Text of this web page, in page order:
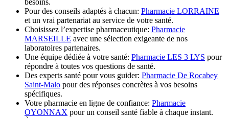
besoins.
Pour des conseils adaptés à chacun: Pharmacie LORRAINE
et un vrai partenariat au service de votre santé.
Choisissez l’expertise pharmaceutique: Pharmacie
MARSEILLE avec une sélection exigeante de nos
laboratoires partenaires.
Une équipe dédiée à votre santé: Pharmacie LES 3 LYS pour
répondre à toutes vos questions de santé.
Des experts santé pour vous guider: Pharmacie De Rocabey
Saint-Malo pour des réponses concrètes à vos besoins
spécifiques.
Votre pharmacie en ligne de confiance: Pharmacie
OYONNAX pour un conseil santé fiable à chaque instant.